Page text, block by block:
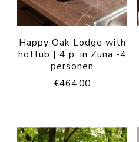
Happy Oak Lodge with
hottub | 4 p. in Zuna -4
personen
€464.00